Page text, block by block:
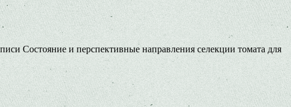
Состояние и перспективные направления селекции томата для